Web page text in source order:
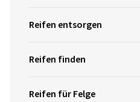
Reifen entsorgen
Reifen finden
Reifen für Felge